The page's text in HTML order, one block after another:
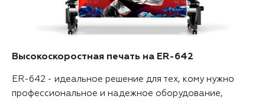
Высокоскоростная печать на ER-642
ER-642 - идеальное решение для тех, кому нужно
профессиональное и надежное оборудование,